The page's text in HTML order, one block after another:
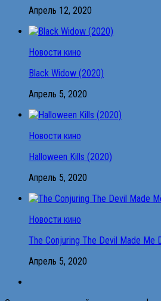
Апрель 12, 2020
Новости кино
Black Widow (2020)
Апрель 5, 2020
Новости кино
Halloween Kills (2020)
Апрель 5, 2020
Новости кино
The Conjuring The Devil Made Me
Апрель 5, 2020